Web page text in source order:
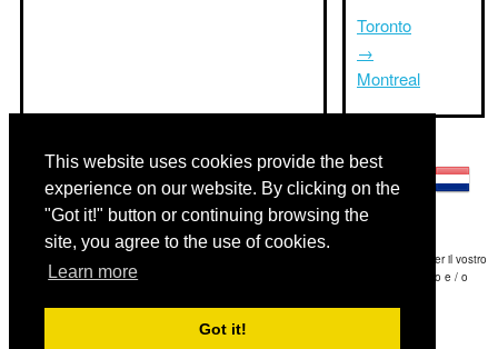
This website uses cookies provide the best
experience on our website. By clicking on the
"Got it!" button or continuing browsing the
site, you agree to the use of cookies.
Learn more
Got it!
Toronto
→
Montreal
Disclaimer: Le informazioni visualizzate su questo sito è la nostra migliore stima e per il vostro
riferimento soltanto.Triptimeto.com non è responsabile di eventuali ritardi viaggio e / o